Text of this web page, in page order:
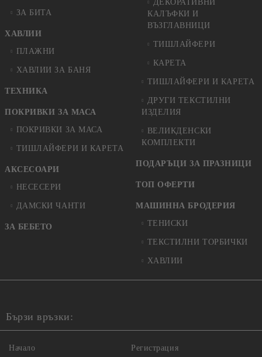
ЗА БИТА
ХАВЛИИ
ПЛАЖНИ
ХАВЛИИ ЗА БАНЯ
ТЕХНИКА
ПОКРИВКИ ЗА МАСА
ПОКРИВКИ ЗА МАСА
ТИШЛАЙФЕРИ И КАРЕТА
АКСЕСОАРИ
НЕСЕСЕРИ
ДАМСКИ ЧАНТИ
ЗА БЕБЕТО
ДЕКОРАТИВНИ
КАЛЪФКИ И
ВЪЗГЛАВНИЦИ
ТИШЛАЙФЕРИ
КАРЕТА
ТИШЛАЙФЕРИ И КАРЕТА
ДРУГИ ТЕКСТИЛНИ
ИЗДЕЛИЯ
ВЕЛИКДЕНСКИ
КОМПЛЕКТИ
ПОДАРЪЦИ ЗА ПРАЗНИЦИ
ТОП ОФЕРТИ
МАШИННА БРОДЕРИЯ
ТЕНИСКИ
ТЕКСТИЛНИ ТОРБИЧКИ
ХАВЛИИ
Бързи връзки:
Начало Регистрация